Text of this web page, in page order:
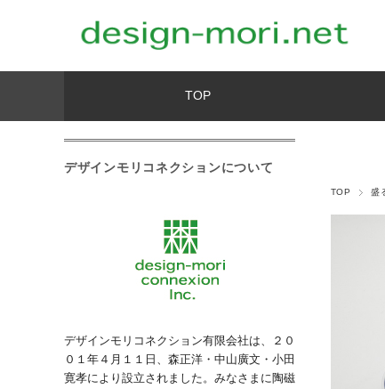
TOP
TOP 盛
デザインモリコネクションについて
デザインモリコネクション有限会社は、２０
０１年４月１１日、森正洋・中山廣文・小田
寛孝により設立されました。みなさまに陶磁